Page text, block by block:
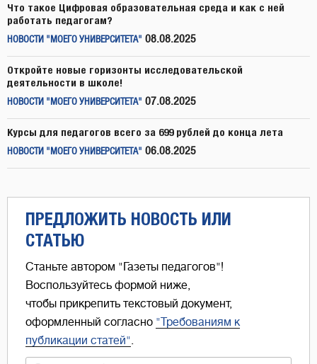
Что такое Цифровая образовательная среда и как с ней
работать педагогам?
НОВОСТИ "МОЕГО УНИВЕРСИТЕТА" 08.08.2025
Откройте новые горизонты исследовательской
деятельности в школе!
НОВОСТИ "МОЕГО УНИВЕРСИТЕТА" 07.08.2025
Курсы для педагогов всего за 699 рублей до конца лета
НОВОСТИ "МОЕГО УНИВЕРСИТЕТА" 06.08.2025
ПРЕДЛОЖИТЬ НОВОСТЬ ИЛИ
СТАТЬЮ
Станьте автором "Газеты педагогов"!
Воспользуйтесь формой ниже,
чтобы прикрепить текстовый документ,
оформленный согласно "Требованиям к
публикации статей"